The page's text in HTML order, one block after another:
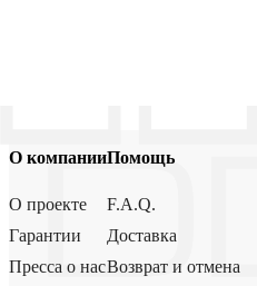
О компании
О проекте
Гарантии
Пресса о нас
Помощь
F.A.Q.
Доставка
Возврат и отмена